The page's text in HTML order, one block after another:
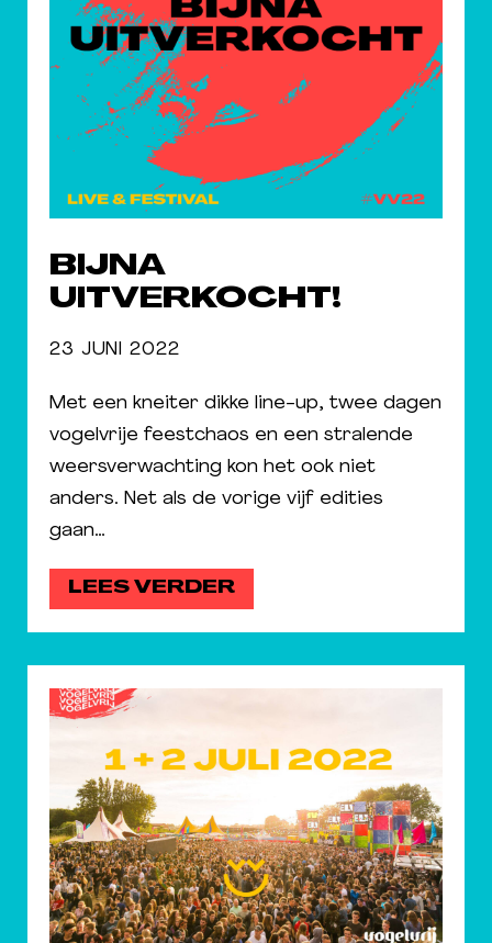
BIJNA
UITVERKOCHT!
23 JUNI 2022
Met een kneiter dikke line-up, twee dagen
vogelvrije feestchaos en een stralende
weersverwachting kon het ook niet
anders. Net als de vorige vijf edities
gaan…
LEES VERDER